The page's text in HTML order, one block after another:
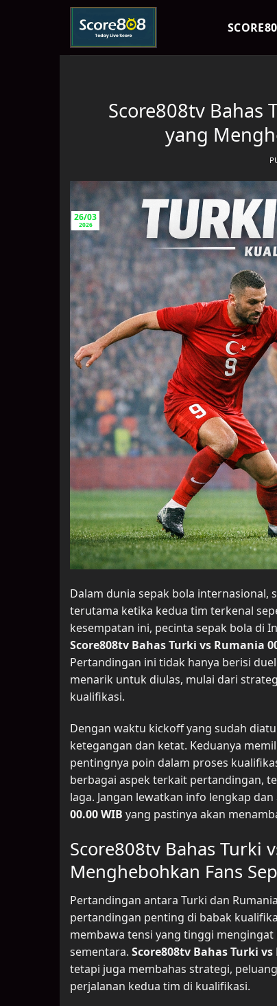
Skip
content
Score808tv Bahas
yang
26/03
2026
Dalam dunia sepak bola
terutama ketika kedua tim terkenal
kesempatan ini, pecinta sepak bola di
Score808tv Bahas Turki vs Rumania
Pertandingan ini tidak hanya berisi
menarik untuk diulas, mulai dari
kualifikasi.
Dengan waktu kickoff yang sudah
ketegangan dan ketat. Keduanya
pentingnya poin dalam proses
berbagai aspek terkait pertandingan,
laga. Jangan lewatkan info lengkap
00.00 WIB yang pastinya akan
Score808tv Bahas Turki
Menghebohkan Fans
Pertandingan antara Turki dan
pertandingan penting di babak
membawa tensi yang tinggi
sementara. Score808tv Bahas Turki
tetapi juga membahas strategi,
perjalanan kedua tim di kualifikasi.